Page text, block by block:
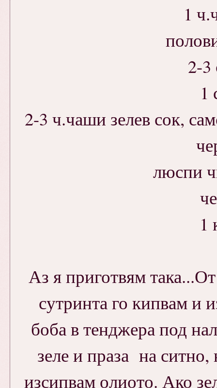
1
2-
1
2-3 ч.чаши зелев сок,
люспи
1
Аз я приготвям
сутринта го кипвам и
боба в тенджера под
зеле и праза на
изсипвам олиото. Ако